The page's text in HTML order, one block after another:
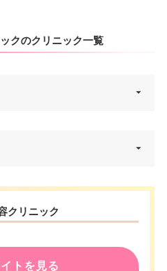
クのクリニック一覧
979-430
島駅 徒歩1分
県郡山市駅前一丁目16番7号
ィ郡山 8F
239-140
クリニック
トを見る